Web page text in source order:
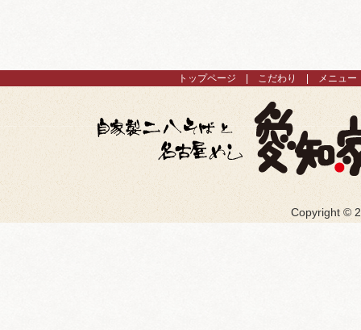
トップページ こだわり メニュー
Copyright ©